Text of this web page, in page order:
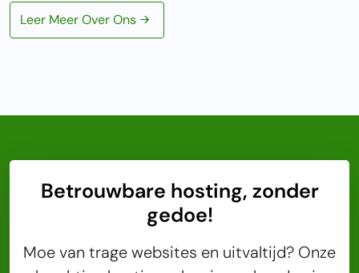
Leer Meer Over Ons
Betrouwbare hosting, zonder
gedoe!
Moe van trage websites en uitvaltijd? Onze